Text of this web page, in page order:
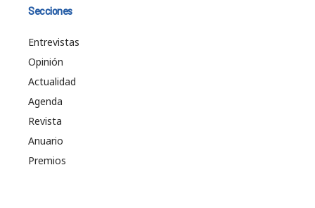
Secciones
Entrevistas
Opinión
Actualidad
Agenda
Revista
Anuario
Premios